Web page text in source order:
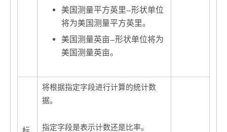
美国测量平方英里—形状单位
将为美国测量平方英里。
美国测量英亩—形状单位将为
美国测量英亩。
将根据指定字段进行计算的统计数
据。
指定字段是表示计数还是比率。